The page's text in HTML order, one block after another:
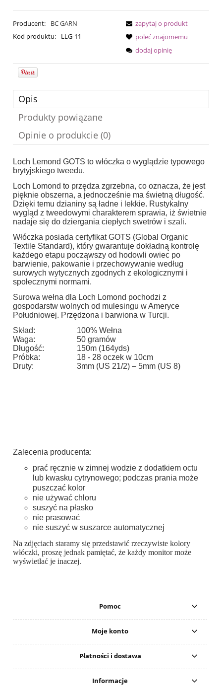
Producent:
BC GARN
Kod produktu:
LLG-11
zapytaj o produkt
poleć znajomemu
dodaj opinię
Opis
Produkty powiązane
Opinie o produkcie (0)
Loch Lemond GOTS to włóczka o wyglądzie typowego
brytyjskiego tweedu.
Loch Lomond to przędza zgrzebna, co oznacza, że jest
pięknie obszerna, a jednocześnie ma świetną długość.
Dzięki temu dzianiny są ładne i lekkie. Rustykalny
wygląd z tweedowymi charakterem sprawia, iż świetnie
nadaje się do dziergania ciepłych swetrów i szali.
Włóczka posiada certyfikat GOTS (Global Organic
Textile Standard), który gwarantuje dokładną kontrolę
każdego etapu począwszy od hodowli owiec po
barwienie, pakowanie i przechowywanie według
surowych wytycznych zgodnych z ekologicznymi i
społecznymi normami.
Surowa wełna dla Loch Lomond pochodzi z
gospodarstw wolnych od mulesingu w Ameryce
Południowej. Przędzona i barwiona w Turcji.
Skład:
100% Wełna
Waga:
50 gramów
Długość:
150m (164yds)
Próbka:
18 - 28 oczek w 10cm
Druty:
3mm (US 21/2) – 5mm (US 8)
Zalecenia producenta:
prać ręcznie w zimnej wodzie z dodatkiem octu
lub kwasku cytrynowego; podczas prania może
puszczać kolor
nie używać chloru
suszyć na płasko
nie prasować
nie suszyć w suszarce automatycznej
Na zdjęciach staramy się przedstawić rzeczywiste kolory
włóczki, proszę jednak pamiętać, że każdy monitor może
wyświetlać je inaczej.
Pomoc
Moje konto
Płatności i dostawa
Informacje